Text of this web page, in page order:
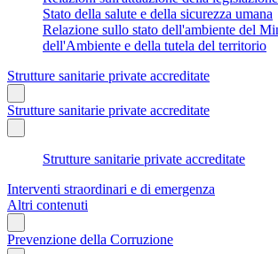
Stato della salute e della sicurezza umana
Relazione sullo stato dell'ambiente del
dell'Ambiente e della tutela del territorio
Strutture sanitarie private accreditate
Strutture sanitarie private accreditate
Strutture sanitarie private accreditate
Interventi straordinari e di emergenza
Altri contenuti
Prevenzione della Corruzione